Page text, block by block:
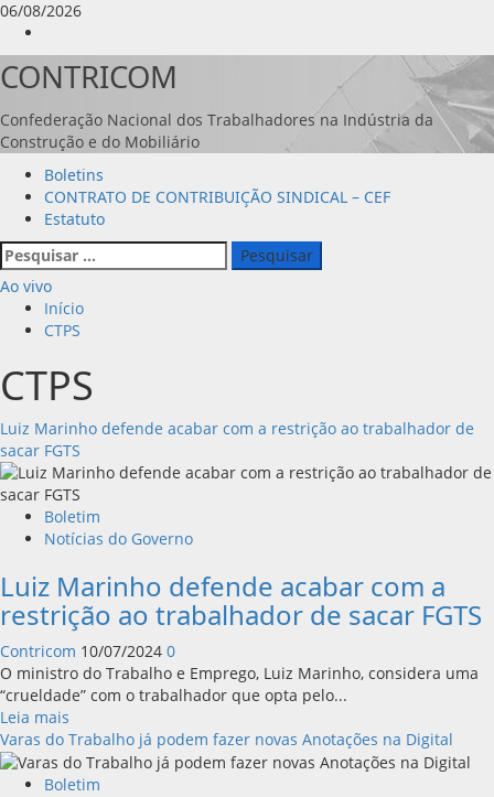
Avançar
para
o
conteúdo
06/08/2026
CONTRICOM
Confederação Nacional dos Trabalhadores na Indústria da
Construção e do Mobiliário
Menu
principal
Boletins
CONTRATO DE CONTRIBUIÇÃO SINDICAL – CEF
Estatuto
Pesquisar
por:
Ao vivo
Início
CTPS
CTPS
Luiz Marinho defende acabar com a restrição ao trabalhador de
sacar FGTS
Boletim
Notícias do Governo
Luiz Marinho defende acabar com a
restrição ao trabalhador de sacar FGTS
Contricom 10/07/2024 0
O ministro do Trabalho e Emprego, Luiz Marinho, considera uma
“crueldade” com o trabalhador que opta pelo...
Leia mais
mais
sobre
Luiz
Varas do Trabalho já podem fazer novas Anotações na Digital
Boletim